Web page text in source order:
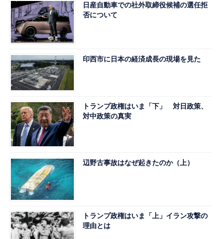
日産自動車での社外取締役候補の選任拒
否について
印西市に日本の経済成長の現場を見た
トランプ政権はいま「下」 対日政策、
対中政策の真実
辺野古事故はなぜ起きたのか（上）
トランプ政権はいま「上」イラン攻撃の
理由とは